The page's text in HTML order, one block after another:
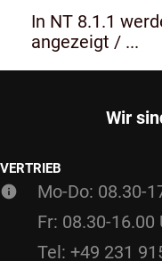
In NT 8.1.1
angezeigt / ...
Wir
VERTRIEB
Mo-Do: 08.30-
Fr: 08.30-16.00
Tel: +49 231